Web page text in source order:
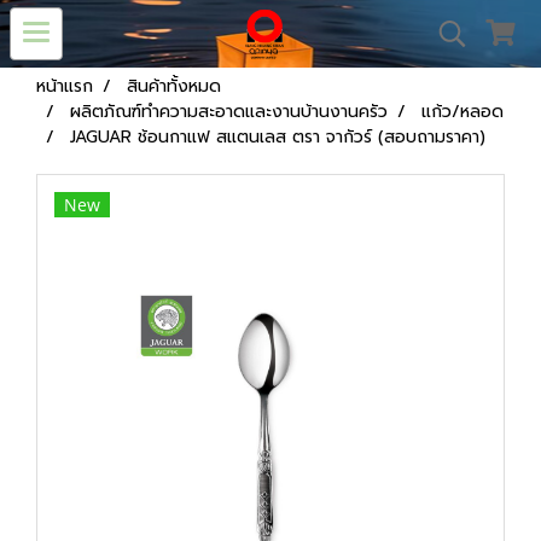
หน้าแรก
สินค้าทั้งหมด
ผลิตภัณฑ์ทำความสะอาดและงานบ้านงานครัว
แก้ว/หลอด
JAGUAR ช้อนกาแฟ สแตนเลส ตรา จากัวร์ (สอบถามราคา)
New